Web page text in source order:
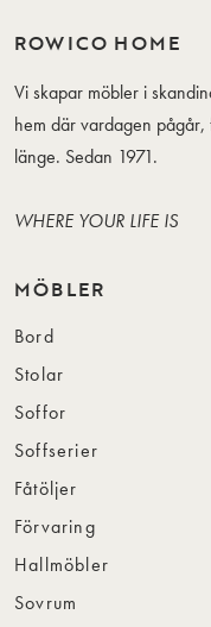
ROWICO HOME
Vi skapar möbler i
hem där vardagen
länge. Sedan 1971.
WHERE YOUR LIFE IS
MÖBLER
Bord
Stolar
Soffor
Soffserier
Fåtöljer
Förvaring
Hallmöbler
Sovrum